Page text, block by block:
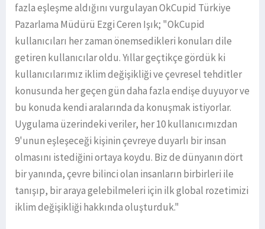
fazla eşleşme aldığını vurgulayan OkCupid Türkiye
Pazarlama Müdürü Ezgi Ceren Işık; "OkCupid
kullanıcıları her zaman önemsedikleri konuları dile
getiren kullanıcılar oldu. Yıllar geçtikçe gördük ki
kullanıcılarımız iklim değişikliği ve çevresel tehditler
konusunda her geçen gün daha fazla endişe duyuyor ve
bu konuda kendi aralarında da konuşmak istiyorlar.
Uygulama üzerindeki veriler, her 10 kullanıcımızdan
9'unun eşleşeceği kişinin çevreye duyarlı bir insan
olmasını istediğini ortaya koydu. Biz de dünyanın dört
bir yanında, çevre bilinci olan insanların birbirleri ile
tanışıp, bir araya gelebilmeleri için ilk global rozetimizi
iklim değişikliği hakkında oluşturduk."